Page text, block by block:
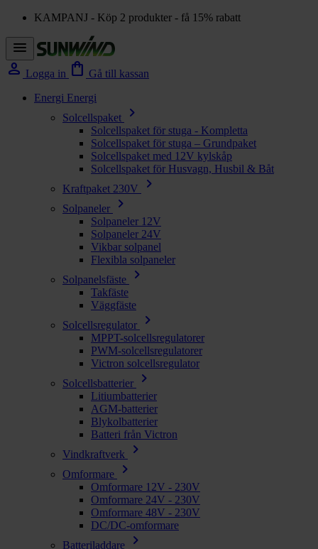
KAMPANJ - Köp 2 produkter - få 15% rabatt
menu
person Logga in shopping_bag Gå till kassan
Energi Energi
Solcellspaket
chevron_right
Solcellspaket för stuga - Kompletta
Solcellspaket för stuga – Grundpaket
Solcellspaket med 12V kylskåp
Solcellspaket för Husvagn, Husbil & Båt
Kraftpaket 230V
chevron_right
Solpaneler chevron_right
Solpaneler 12V
Solpaneler 24V
Vikbar solpanel
Flexibla solpaneler
Solpanelsfäste
chevron_right
Takfäste
Väggfäste
Solcellsregulator
chevron_right
MPPT-solcellsregulatorer
PWM-solcellsregulatorer
Victron solcellsregulator
Solcellsbatterier
chevron_right
Litiumbatterier
AGM-batterier
Blykolbatterier
Batteri från Victron
Vindkraftverk
chevron_right
Omformare chevron_right
Omformare 12V - 230V
Omformare 24V - 230V
Omformare 48V - 230V
DC/DC-omformare
Batteriladdare
chevron_right